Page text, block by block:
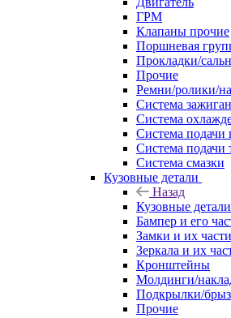
ГРМ
Клапаны прочие
Поршневая
Прокладки/
Прочие
Ремни/ролики/
Система
Система
Система подачи
Система подачи
Система смазки
Кузовные детали
Назад
Кузовные детали
Бампер и его
Замки и их части
Зеркала и их
Кронштейны
Молдинги/
Подкрылки/
Прочие